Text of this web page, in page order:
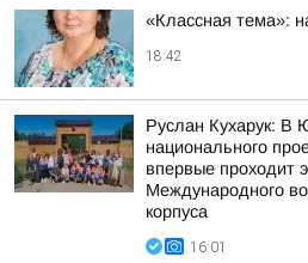
«Классная тема»:
18:42
Руслан Кухарук: В
национального
впервые проходит
Международного
корпуса
16:01